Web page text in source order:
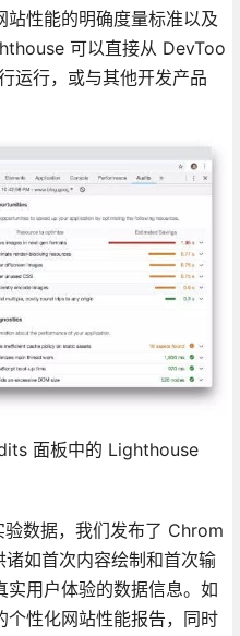
性能的明确度量标准以及
可以直接从 DevToo
运行，或与其他开发产品
面板中的 Lighthouse
数据，我们发布了 Chrom
如首次内容绘制和首次输
实用户体验的数据信息。如
个性化网站性能报告，同时